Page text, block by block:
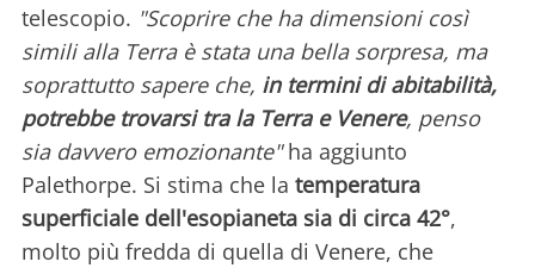
telescopio. "Scoprire che ha dimensioni così
simili alla Terra è stata una bella sorpresa, ma
soprattutto sapere che, in termini di abitabilità,
potrebbe trovarsi tra la Terra e Venere, penso
sia davvero emozionante"ha aggiunto
Palethorpe. Si stima che la temperatura
superficiale dell'esopianeta sia di circa 42°,
molto più fredda di quella di Venere, che